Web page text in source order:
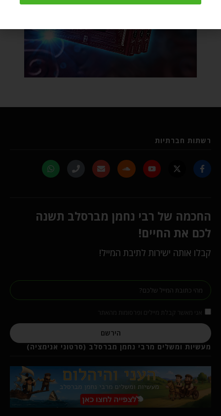
רשתות חברתיות
החכמה של רבי נחמן מברסלב תשנה
לכם את החיים!
קבלו אותה ישירות לתיבת המייל!
הירשם
מעשיות ומשלים מרבי נחמן מברסלב (סרטוני אנימציה)